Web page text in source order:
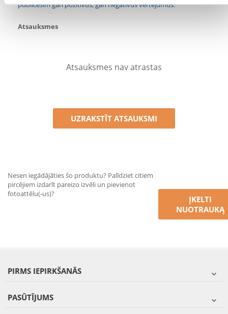
publicēsim gan pozitīvus, gan negatīvus vērtējumus.
Atsauksmes
Atsauksmes nav atrastas
UZRAKSTĪT ATSAUKSMI
Nesen iegādājāties šo produktu? Palīdziet citiem
pircējiem izdarīt pareizo izvēli un pievienot
fotoattēlu(-us)?
ĮKELTI
NUOTRAUKĄ
PIRMS IEPIRKŠANĀS
PASŪTĪJUMS